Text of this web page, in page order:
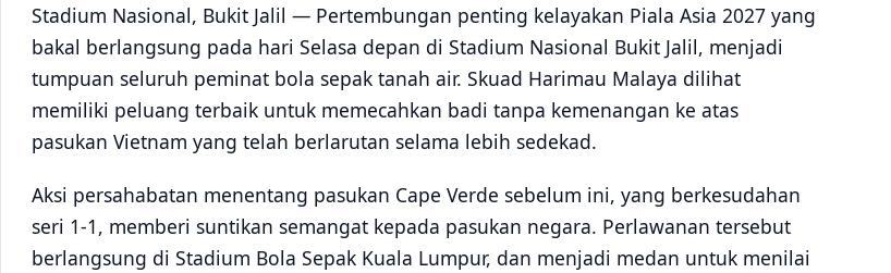
Stadium Nasional, Bukit Jalil — Pertembungan penting kelayakan Piala Asia 2027 yang
bakal berlangsung pada hari Selasa depan di Stadium Nasional Bukit Jalil, menjadi
tumpuan seluruh peminat bola sepak tanah air. Skuad Harimau Malaya dilihat
memiliki peluang terbaik untuk memecahkan badi tanpa kemenangan ke atas
pasukan Vietnam yang telah berlarutan selama lebih sedekad.
Aksi persahabatan menentang pasukan Cape Verde sebelum ini, yang berkesudahan
seri 1-1, memberi suntikan semangat kepada pasukan negara. Perlawanan tersebut
berlangsung di Stadium Bola Sepak Kuala Lumpur, dan menjadi medan untuk menilai